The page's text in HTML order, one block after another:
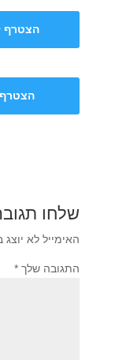
הצטרף
שלחו
האימייל לא
התגובה שלך *